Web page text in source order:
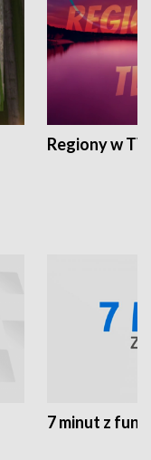
Regiony w
7 minut z